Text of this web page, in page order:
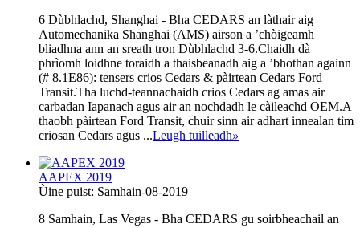
6 Dùbhlachd, Shanghai - Bha CEDARS an làthair aig
Automechanika Shanghai (AMS) airson a ’chòigeamh
bliadhna ann an sreath tron ​​Dùbhlachd 3-6.Chaidh dà
phrìomh loidhne toraidh a thaisbeanadh aig a ’bhothan againn
(# 8.1E86): tensers crios Cedars & pàirtean Cedars Ford
Transit.Tha luchd-teannachaidh crios Cedars ag amas air
carbadan Iapanach agus air an nochdadh le càileachd OEM.A
thaobh pàirtean Ford Transit, chuir sinn air adhart innealan tìm
criosan Cedars agus ...Leugh tuilleadh»
AAPEX 2019
Ùine puist: Samhain-08-2019
8 Samhain, Las Vegas - Bha CEDARS gu soirbheachail an